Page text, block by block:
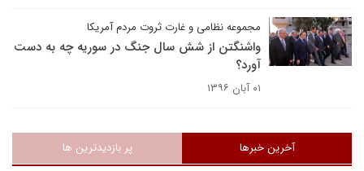
مجموعه نظامی و غارت ثروت مردم آمریکا
واشنگتن از شش سال جنگ در سوریه چه به دست
آورد؟
۰۱ آبان ۱۳۹۶
آخرین خبرها پر بازدیدترین ها